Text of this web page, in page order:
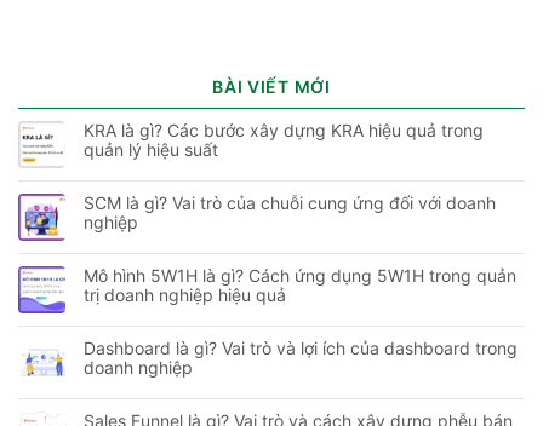
BÀI VIẾT MỚI
KRA là gì? Các bước xây dựng KRA hiệu quả trong
quản lý hiệu suất
SCM là gì? Vai trò của chuỗi cung ứng đối với doanh
nghiệp
Mô hình 5W1H là gì? Cách ứng dụng 5W1H trong quản
trị doanh nghiệp hiệu quả
Dashboard là gì? Vai trò và lợi ích của dashboard trong
doanh nghiệp
Sales Funnel là gì? Vai trò và cách xây dựng phễu bán